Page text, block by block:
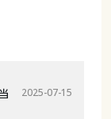
2025-07-15